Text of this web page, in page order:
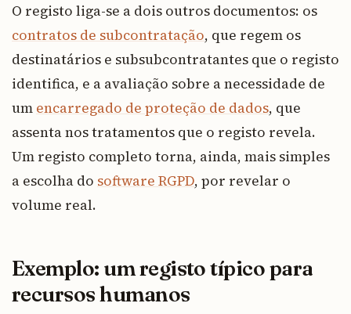
O registo liga-se a dois outros documentos: os
contratos de subcontratação, que regem os
destinatários e subsubcontratantes que o registo
identifica, e a avaliação sobre a necessidade de
um encarregado de proteção de dados, que
assenta nos tratamentos que o registo revela.
Um registo completo torna, ainda, mais simples
a escolha do software RGPD, por revelar o
volume real.
Exemplo: um registo típico para
recursos humanos